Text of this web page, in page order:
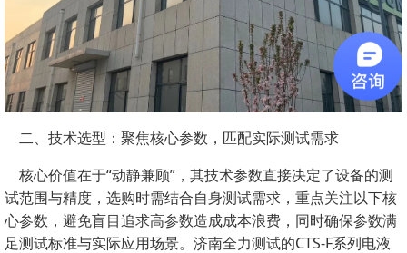
二、技术选型：聚焦核心参数，匹配实际测试需求
核心价值在于“动静兼顾”，其技术参数直接决定了设备的测
试范围与精度，选购时需结合自身测试需求，重点关注以下核
心参数，避免盲目追求高参数造成成本浪费，同时确保参数满
足测试标准与实际应用场景。济南全力测试的CTS-F系列电液